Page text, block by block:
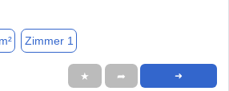
Zimmer 1
★ ➦ ➜